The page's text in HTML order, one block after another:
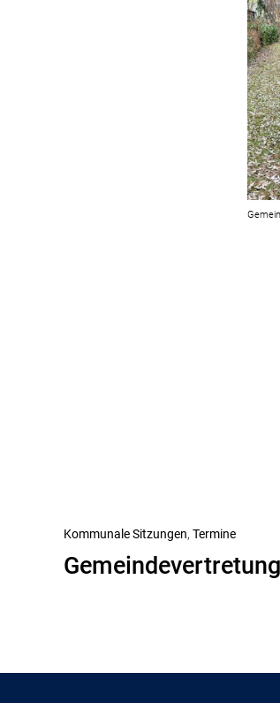
Vorheriger
Beitrag
Kommunale Sitzungen Termine